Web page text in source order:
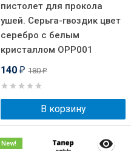
пистолет для прокола
ушей. Серьга-гвоздик цвет
серебро с белым
кристаллом OPP001
140 ₽ 180₽
В корзину
New!